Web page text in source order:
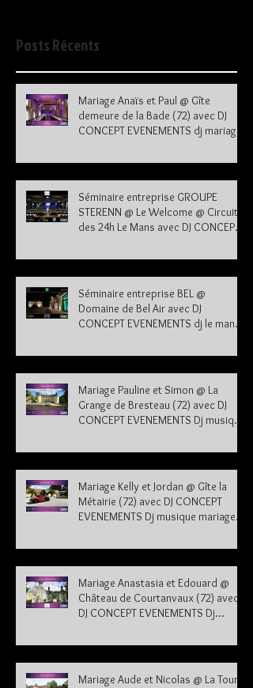
Posts Récents
Mariage Anaïs et Paul @ Gîte
demeure de la Bade (72) avec DJ
CONCEPT EVENEMENTS dj mariage
Séminaire entreprise GROUPE
STERENN @ Le Welcome @ Circuit
des 24h Le Mans avec DJ CONCEPT
Séminaire entreprise BEL @
Domaine de Bel Air avec DJ
CONCEPT EVENEMENTS dj le mans
Mariage Pauline et Simon @ La
Grange de Bresteau (72) avec DJ
CONCEPT EVENEMENTS Dj musique
Mariage Kelly et Jordan @ Gîte la
Métairie (72) avec DJ CONCEPT
EVENEMENTS Dj musique mariage
Mariage Anastasia et Edouard @
Château de Courtanvaux (72) avec
DJ CONCEPT EVENEMENTS Dj
Mariage Aude et Nicolas @ La Tour